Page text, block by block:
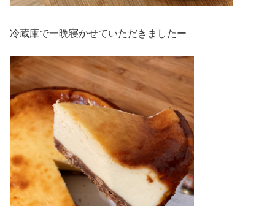
冷蔵庫で一晩寝かせていただきましたー